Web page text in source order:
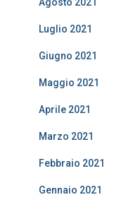
Luglio 2021
Giugno 2021
Maggio 2021
Aprile 2021
Marzo 2021
Febbraio 2021
Gennaio 2021